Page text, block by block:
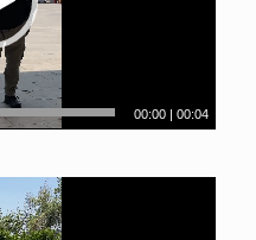
00:00 |00:04